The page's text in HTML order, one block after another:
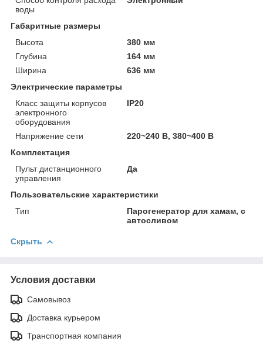
воды
Габаритные размеры
Высота
380 мм
Глубина
164 мм
Ширина
636 мм
Электрические параметры
Класс защиты корпусов
электронного
оборудования
IP20
Напряжение сети
220~240 В, 380~400 В
Комплектация
Пульт дистанционного
управления
Да
Пользовательские характеристики
Тип
Парогенератор для хамам, с
автосливом
Скрыть
Условия доставки
Самовывоз
Доставка курьером
Транспортная компания